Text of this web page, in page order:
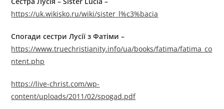
https://uk.wikisko.ru/wiki/sister_l%c3%bacia
Спогади сестри Лусії з Фатіми –
https://www.truechristianity.info/ua/books/fatima/fatima_co
ntent.php
https://live-christ.com/wp-
content/uploads/2011/02/spogad.pdf